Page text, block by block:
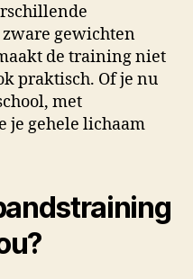
gewichten
de training niet
praktisch. Of je nu
met
je gehele lichaam